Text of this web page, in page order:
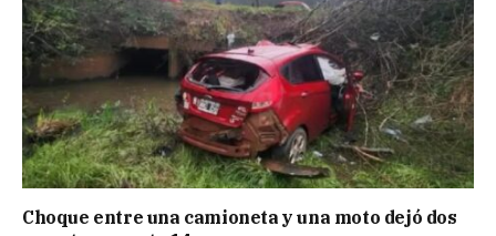
Choque entre una camioneta y una moto dejó dos